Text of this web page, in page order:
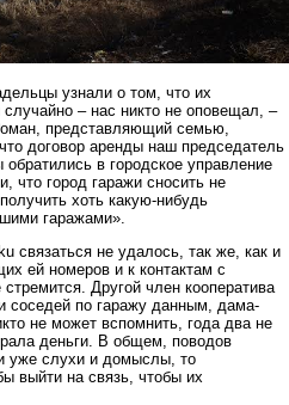
узнали о том, что их
– нас никто не оповещал, –
представляющий семью,
договор аренды наш председатель
в городское управление
что город гаражи сносить не
хоть какую-нибудь
гаражами».
связаться не удалось, так же, как и
ей номеров и к контактам с
Другой член кооператива
соседей по гаражу данным, дама-
не может вспомнить, года два не
деньги. В общем, поводов
уже слухи и домыслы, то
выйти на связь, чтобы их